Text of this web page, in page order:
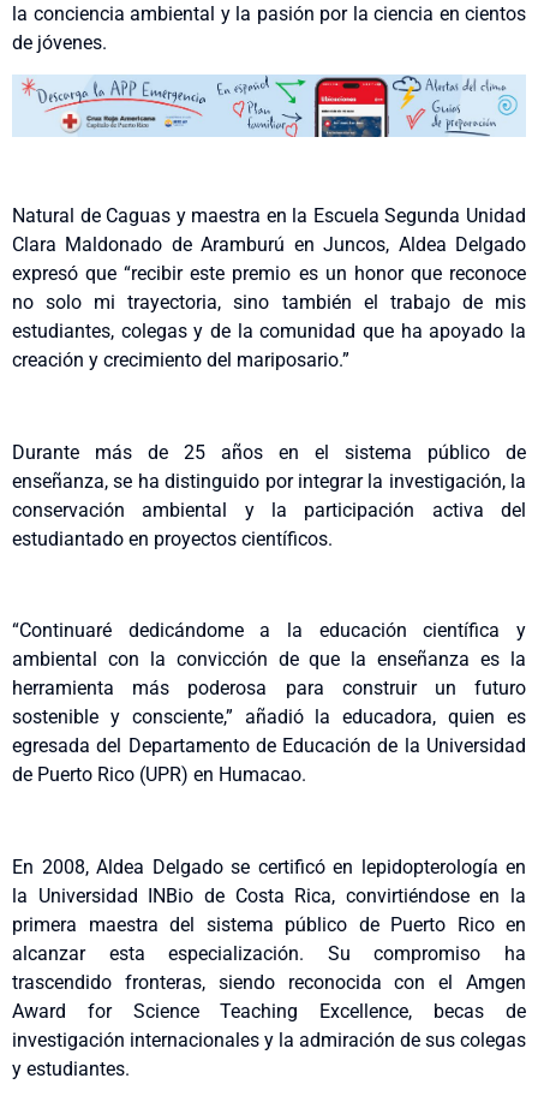
la conciencia ambiental y la pasión por la ciencia en cientos
de jóvenes.
Natural de Caguas y maestra en la Escuela Segunda Unidad
Clara Maldonado de Aramburú en Juncos, Aldea Delgado
expresó que “recibir este premio es un honor que reconoce
no solo mi trayectoria, sino también el trabajo de mis
estudiantes, colegas y de la comunidad que ha apoyado la
creación y crecimiento del mariposario.”
Durante más de 25 años en el sistema público de
enseñanza, se ha distinguido por integrar la investigación, la
conservación ambiental y la participación activa del
estudiantado en proyectos científicos.
“Continuaré dedicándome a la educación científica y
ambiental con la convicción de que la enseñanza es la
herramienta más poderosa para construir un futuro
sostenible y consciente,” añadió la educadora, quien es
egresada del Departamento de Educación de la Universidad
de Puerto Rico (UPR) en Humacao.
En 2008, Aldea Delgado se certificó en lepidopterología en
la Universidad INBio de Costa Rica, convirtiéndose en la
primera maestra del sistema público de Puerto Rico en
alcanzar esta especialización. Su compromiso ha
trascendido fronteras, siendo reconocida con el Amgen
Award for Science Teaching Excellence, becas de
investigación internacionales y la admiración de sus colegas
y estudiantes.